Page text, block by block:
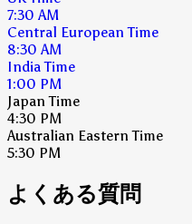
7:30 AM
Central European Time
8:30 AM
India Time
1:00 PM
Japan Time
4:30 PM
Australian Eastern Time
5:30 PM
よくある質問